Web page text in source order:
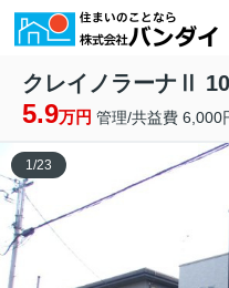
クレイノラーナⅡ
5.9万円 管理/共益費 6,000
1/23